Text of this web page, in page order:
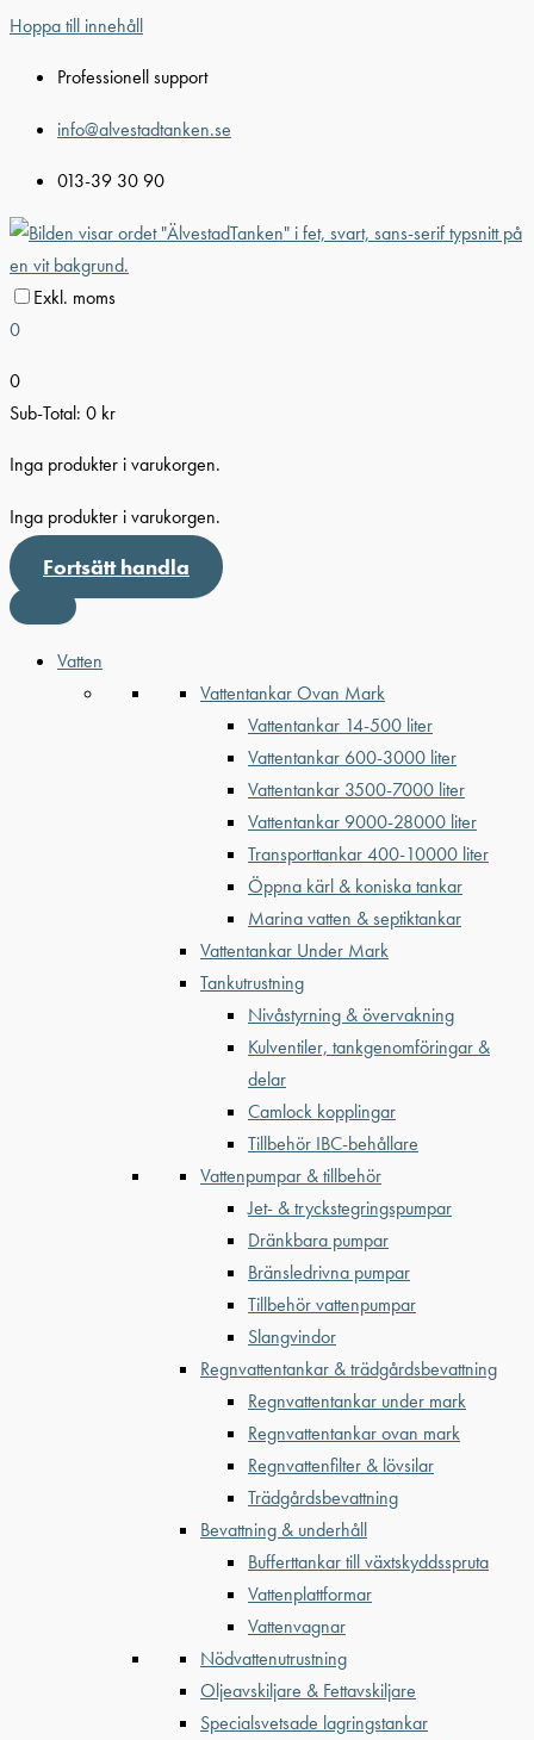
Hoppa till innehåll
Professionell support
info@alvestadtanken.se
013-39 30 90
Exkl. moms
0
0
Sub-Total: 0 kr
Inga produkter i varukorgen.
Inga produkter i varukorgen.
Fortsätt handla
Vatten
Vattentankar Ovan Mark
Vattentankar 14-500 liter
Vattentankar 600-3000 liter
Vattentankar 3500-7000 liter
Vattentankar 9000-28000 liter
Transporttankar 400-10000 liter
Öppna kärl & koniska tankar
Marina vatten & septiktankar
Vattentankar Under Mark
Tankutrustning
Nivåstyrning & övervakning
Kulventiler, tankgenomföringar &
delar
Camlock kopplingar
Tillbehör IBC-behållare
Vattenpumpar & tillbehör
Jet- & tryckstegringspumpar
Dränkbara pumpar
Bränsledrivna pumpar
Tillbehör vattenpumpar
Slangvindor
Regnvattentankar & trädgårdsbevattning
Regnvattentankar under mark
Regnvattentankar ovan mark
Regnvattenfilter & lövsilar
Trädgårdsbevattning
Bevattning & underhåll
Bufferttankar till växtskyddsspruta
Vattenplattformar
Vattenvagnar
Nödvattenutrustning
Oljeavskiljare & Fettavskiljare
Specialsvetsade lagringstankar